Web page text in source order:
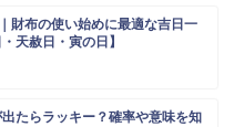
財布の使い始めに最適な吉日一
天赦日・寅の日】
たらラッキー？確率や意味を知